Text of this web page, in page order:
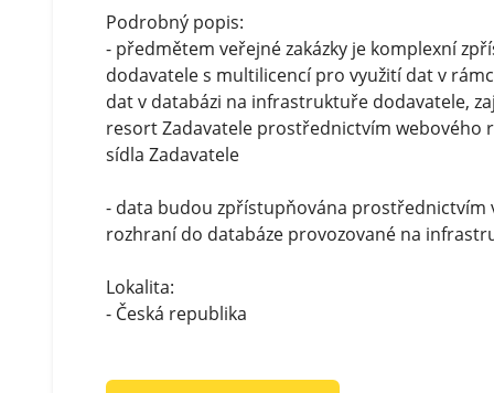
Podrobný popis:
- předmětem veřejné zakázky je komplexní
dodavatele s multilicencí pro využití dat v
dat v databázi na infrastruktuře dodavatele,
resort Zadavatele prostřednictvím webového
sídla Zadavatele
- data budou zpřístupňována prostřednictvím
rozhraní do databáze provozované na
Lokalita:
- Česká republika